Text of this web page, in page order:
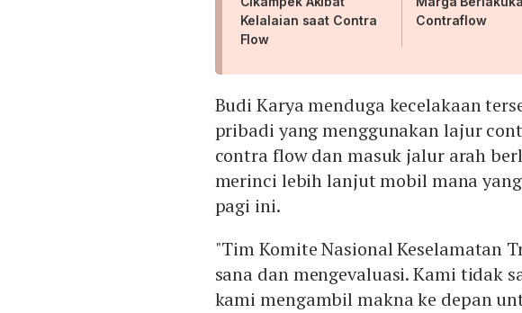
Kelalaian saat Contra
Flow
Contraflow
Budi Karya menduga kecelakaan
pribadi yang menggunakan lajur
contra flow dan masuk jalur arah
merinci lebih lanjut mobil mana
pagi ini.
"Tim Komite Nasional Keselamatan
sana dan mengevaluasi. Kami tidak
kami mengambil makna ke depan